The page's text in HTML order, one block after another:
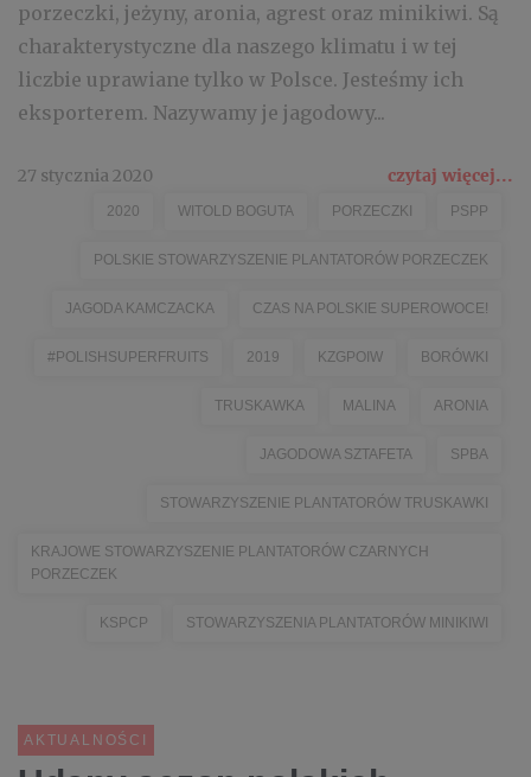
porzeczki, jeżyny, aronia, agrest oraz minikiwi. Są
charakterystyczne dla naszego klimatu i w tej
liczbie uprawiane tylko w Polsce. Jesteśmy ich
eksporterem. Nazywamy je jagodowy...
27 stycznia 2020 czytaj więcej...
2020 WITOLD BOGUTA PORZECZKI PSPP
POLSKIE STOWARZYSZENIE PLANTATORÓW PORZECZEK
JAGODA KAMCZACKA CZAS NA POLSKIE SUPEROWOCE!
#POLISHSUPERFRUITS 2019 KZGPOIW BORÓWKI
TRUSKAWKA MALINA ARONIA
JAGODOWA SZTAFETA SPBA
STOWARZYSZENIE PLANTATORÓW TRUSKAWKI
KRAJOWE STOWARZYSZENIE PLANTATORÓW CZARNYCH
PORZECZEK
KSPCP STOWARZYSZENIA PLANTATORÓW MINIKIWI
AKTUALNOŚCI